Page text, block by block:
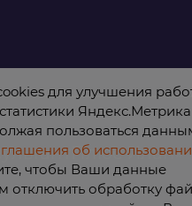
Илан»
данных
для улучшения
пользоваться
об
чтобы Ваши данные
отключить обработку